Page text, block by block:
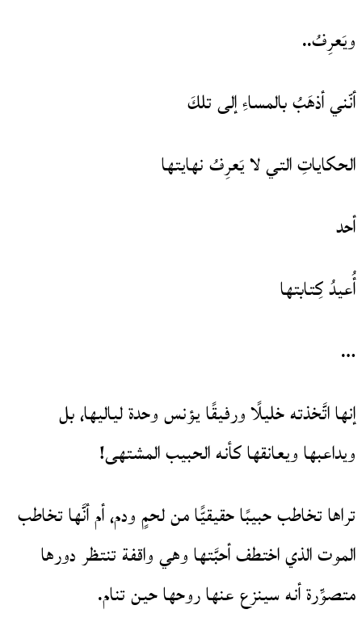
ويَعرِفُ..
أنّني أذهَبُ بالمساءِ إلى تلكَ
الحكاياتِ التي لا يَعرِفُ نهايتها
أحد
أُعيدُ كِتابتها
…
إنها اتَّخذته خليلًا ورفيقًا يؤنس وحدة لياليها، بل
ويداعبها ويعانقها كأنه الحبيب المشتهى!
تراها تخاطب حبيبًا حقيقيًّا من لحمٍ ودم، أم أنَّها تخاطب
الموت الذي اختطف أحبَّتها وهي واقفة تنتظر دورها
متصوِّرة أنه سينزع عنها روحها حين تنام.